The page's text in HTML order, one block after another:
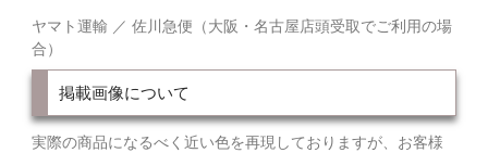
ヤマト運輸 ／ 佐川急便（大阪・名古屋店頭受取でご利用の場
合）
掲載画像について
実際の商品になるべく近い色を再現しておりますが、お客様